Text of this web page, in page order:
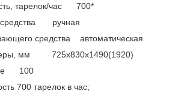
тарелок/час 700*
ручная
средства автоматическая
мм 725х830х1490(1920)
100
700 тарелок в час;